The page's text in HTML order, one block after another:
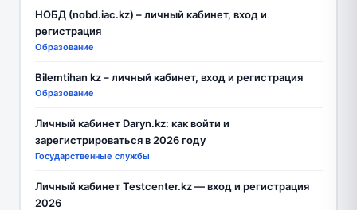
НОБД (nobd.iac.kz) – личный кабинет, вход и
регистрация
Образование
Bilemtihan kz – личный кабинет, вход и регистрация
Образование
Личный кабинет Daryn.kz: как войти и
зарегистрироваться в 2026 году
Государственные службы
Личный кабинет Testcenter.kz — вход и регистрация
2026